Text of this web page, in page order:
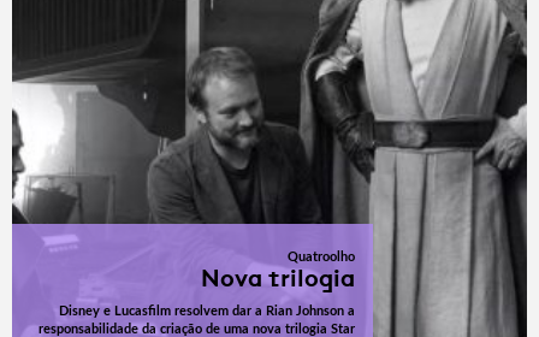
Quatroolho
Nova trilogia
Disney e Lucasfilm resolvem dar a Rian Johnson a
responsabilidade da criação de uma nova trilogia Star